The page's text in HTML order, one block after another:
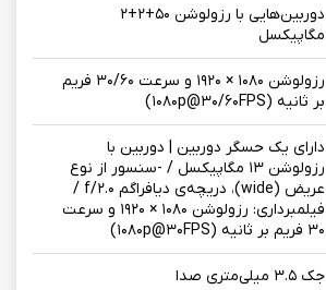
دوربین‌هایی با رزولوشن ۵۰+۲+۲
مگاپیکسل
رزولوشن ۱۰۸۰ × ۱۹۲۰ و سرعت ۳۰/۶۰ فریم
بر ثانیه (۱۰۸۰p@۳۰/۶۰FPS)
دارای یک حسگر دوربین | دوربین‌ با
رزولوشن ۱۳ مگاپیکسل / -سنسور از نوع
عریض (wide)، دریچه‌ی دیافراگم f/۲.۰ /
فیلمبرداری: رزولوشن ۱۰۸۰ × ۱۹۲۰ و سرعت
۳۰ فریم بر ثانیه (۱۰۸۰p@۳۰FPS)
جک ۳.۵ میلی‌متری صدا